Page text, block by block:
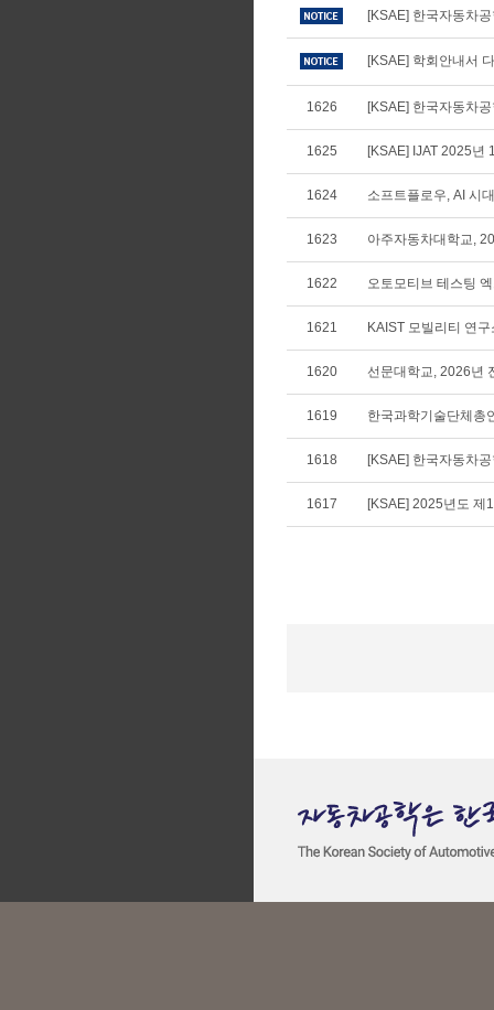
[KSAE] 한국자동차
[KSAE] 학회안내서
1626 [KSAE] 한국자동차
1625 [KSAE] IJAT 2025년
1624 소프트플로우, AI 시
1623 아주자동차대학교,
1622 오토모티브 테스팅
1621 KAIST 모빌리티 연
1620 선문대학교, 2026년
1619 한국과학기술단체총
1618 [KSAE] 한국자동차
1617 [KSAE] 2025년도 제